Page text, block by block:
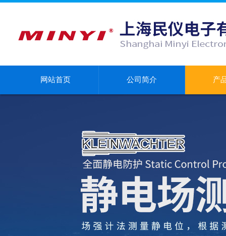
网站首页 公司简介 产